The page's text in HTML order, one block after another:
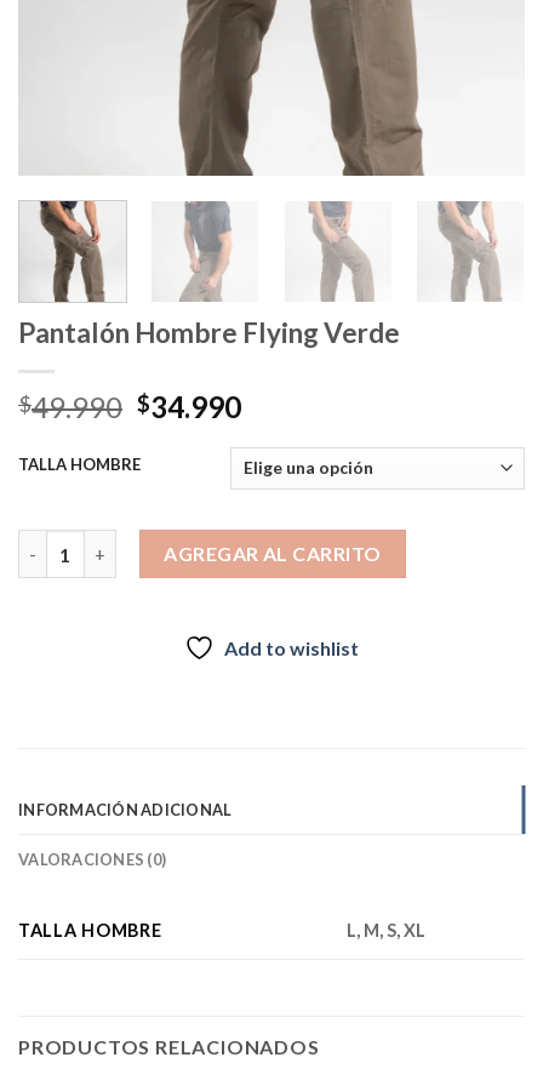
Pantalón Hombre Flying Verde
$49.990 El
original
$49.990.
$34.990El
actual
es:
$34.990.
TALLA HOMBRE
AGREGAR AL CARRITO
Add to wishlist
INFORMACIÓN ADICIONAL
VALORACIONES (0)
TALLA HOMBRE L, M, S, XL
PRODUCTOS RELACIONADOS